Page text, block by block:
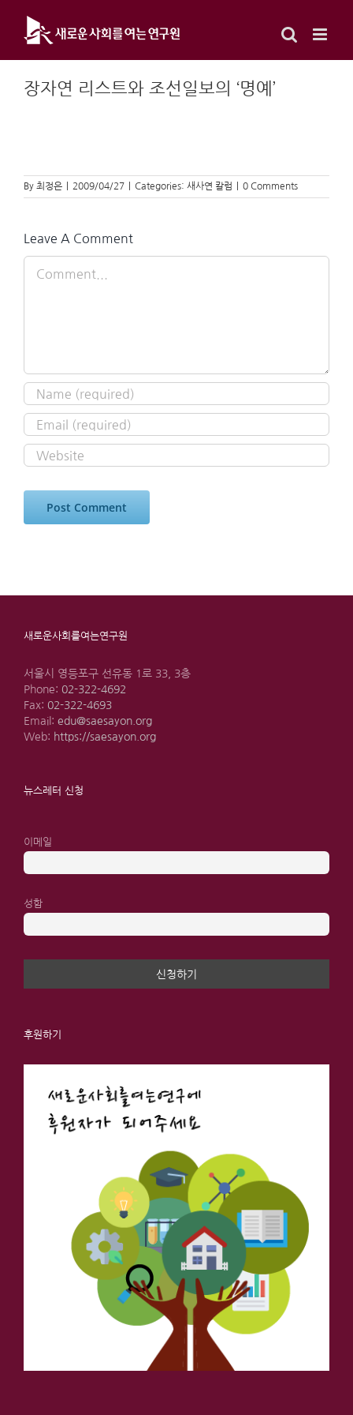
content
장자연 리스트와 조선일보의 ‘명예’
By 최정은 2009/04/27 Categories: 새사연 칼럼 0 Comments
Leave A Comment
새로운사회를여는연구원
서울시 영등포구 선유동 1로 33, 3층
Phone: 02-322-4692
Fax: 02-322-4693
Email: edu@saesayon.org
Web: https://saesayon.org
뉴스레터 신청
이메일
성함
후원하기